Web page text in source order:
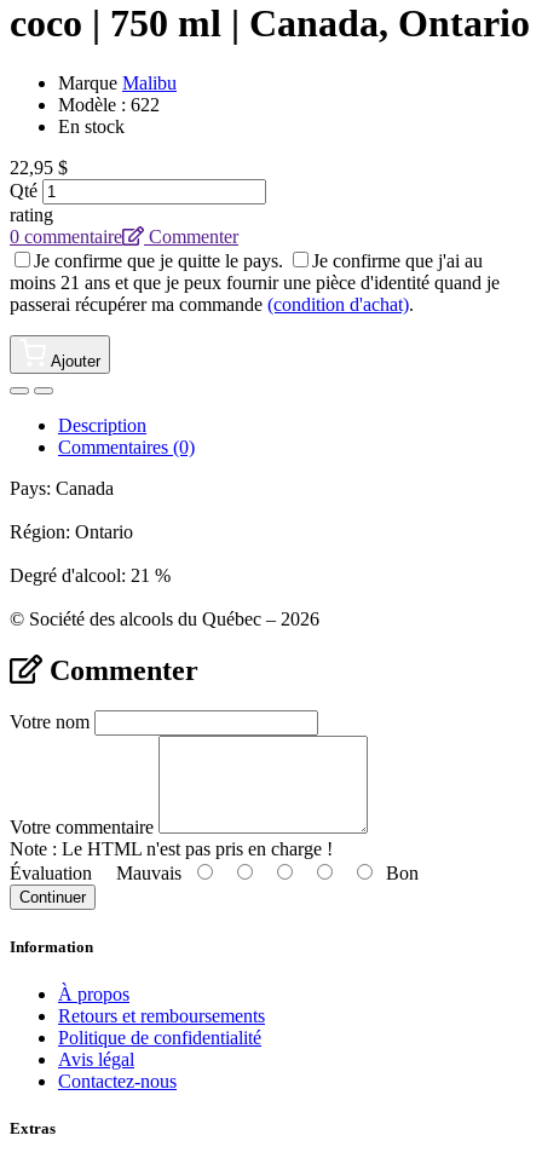
coco | 750 ml | Canada, Ontario
Marque Malibu
Modèle : 622
En stock
22,95 $
Qté
rating
0 commentaire
Commenter
Je confirme que je quitte le pays.
Je confirme que j'ai au
moins 21 ans et que je peux fournir une pièce d'identité quand je
passerai récupérer ma commande (condition d'achat).
Ajouter
Description
Commentaires (0)
Pays: Canada
Région: Ontario
Degré d'alcool: 21 %
© Société des alcools du Québec – 2026
Commenter
Votre nom
Votre commentaire
Note : Le HTML n'est pas pris en charge !
Évaluation Mauvais Bon
Continuer
Information
À propos
Retours et remboursements
Politique de confidentialité
Avis légal
Contactez-nous
Extras